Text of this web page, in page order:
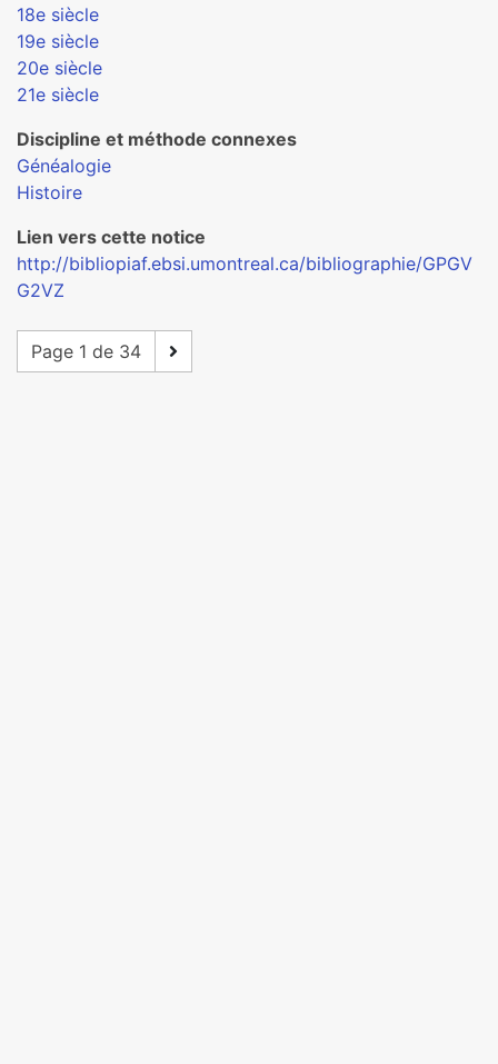
18e siècle
19e siècle
20e siècle
21e siècle
Discipline et méthode connexes
Généalogie
Histoire
Lien vers cette notice
http://bibliopiaf.ebsi.umontreal.ca/bibliographie/GPGV
G2VZ
Page 1 de 34